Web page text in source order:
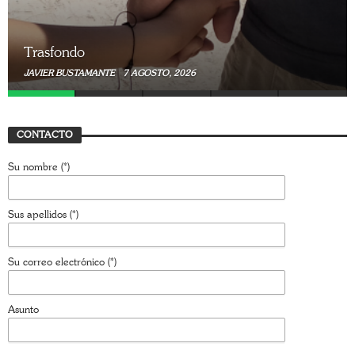
Trasfondo
JAVIER BUSTAMANTE 7 AGOSTO, 2026
CONTACTO
Su nombre (*)
Sus apellidos (*)
Su correo electrónico (*)
Asunto